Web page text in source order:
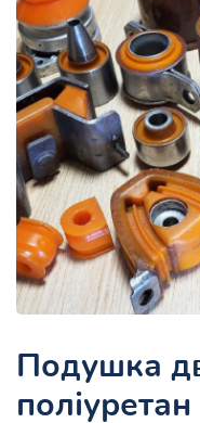
Подушка
поліуретан